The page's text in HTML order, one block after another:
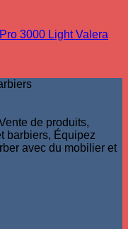
3000 Light Valera
de produits,
barbiers, Équipez
avec du mobilier et